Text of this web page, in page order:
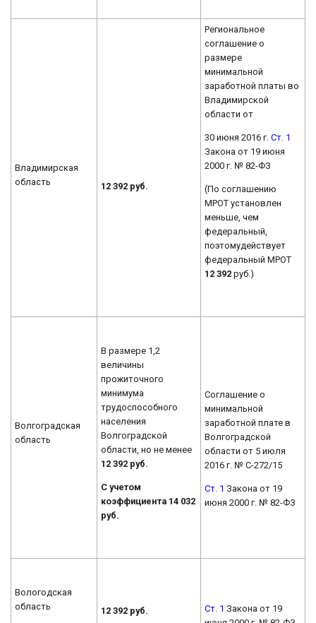
Владимирская
область
12 392 руб.
Региональное
соглашение о
размере
минимальной
заработной платы во
Владимирской
области от
30 июня 2016 г.Ст. 1
Закона от 19 июня
2000 г. № 82-ФЗ
(По соглашению
МРОТ установлен
меньше, чем
федеральный,
поэтомудействует
федеральный МРОТ
12 392 руб.)
Волгоградская
область
В размере 1,2
величины
прожиточного
минимума
трудоспособного
населения
Волгоградской
области, но не менее
12 392 руб.
С учетом
коэффициента 14 032
руб.
Соглашение о
минимальной
заработной плате в
Волгоградской
области от 5 июля
2016 г. № С-272/15
Ст. 1 Закона от 19
июня 2000 г. № 82-ФЗ
Вологодская
область
12 392 руб. Ст. 1 Закона от 19